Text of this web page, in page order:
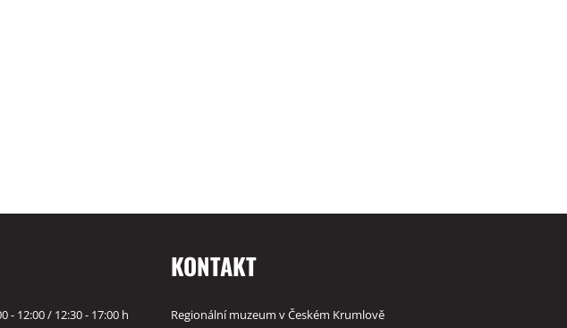
- 12:00 / 12:30 - 17:00 h
KONTAKT
Regionální muzeum v Českém Krumlově